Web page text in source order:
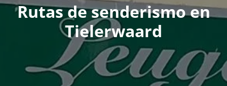
Rutas de senderismo en
Tielerwaard